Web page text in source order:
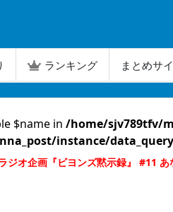
ランキング まとめサ
$name in /home/sjv789tfv/
instance/
ジオ企画『ビヨンズ黙示録』 #11